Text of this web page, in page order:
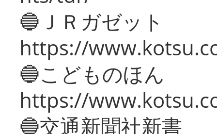
🔵ＪＲガゼット
https://
🔵こどものほん
https://
🔵交通新聞社新書